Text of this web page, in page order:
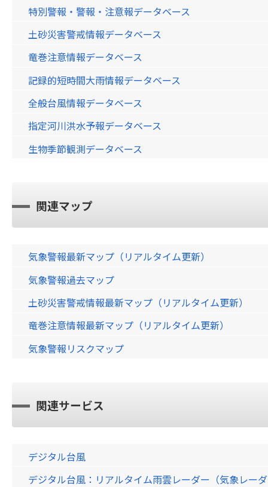
特別警報・警報・注意報データベース
土砂災害警戒情報データベース
竜巻注意情報データベース
記録的短時間大雨情報データベース
全般台風情報データベース
指定河川洪水予報データベース
生物季節観測データベース
関連マップ
気象警報最新マップ（リアルタイム更新）
気象警報過去マップ
土砂災害警戒情報最新マップ（リアルタイム更新）
竜巻注意情報最新マップ（リアルタイム更新）
気象警報リスクマップ
関連サービス
デジタル台風
デジタル台風：リアルタイム雨雲レーダー（気象レー